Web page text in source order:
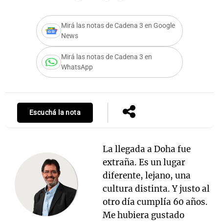
Mirá las notas de Cadena 3 en Google
News
Mirá las notas de Cadena 3 en
WhatsApp
Escuchá la nota
La llegada a Doha fue
extraña. Es un lugar
diferente, lejano, una
cultura distinta. Y justo al
otro día cumplía 60 años.
Me hubiera gustado
Notas
Mundial 2026
Cadena 3